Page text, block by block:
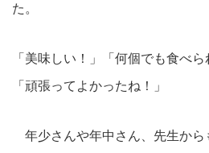
た。
「美味しい！」「何個でも食べ
「頑張ってよかったね！」
年少さんや年中さん、先生から